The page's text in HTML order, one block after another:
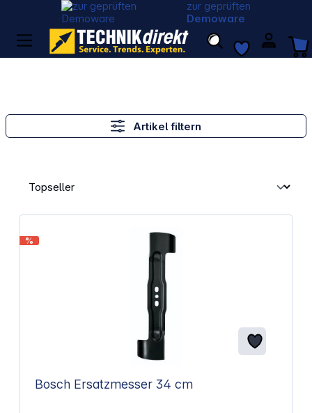
zur geprüften
Demoware
Artikel filtern
%
Bosch Ersatzmesser 34 cm